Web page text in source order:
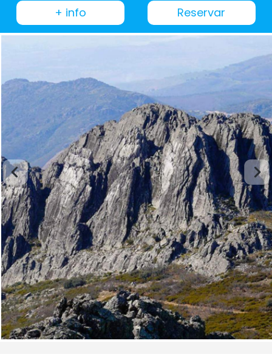
+ info Reservar